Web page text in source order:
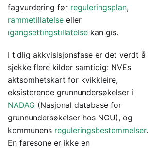
fagvurdering før reguleringsplan,
rammetillatelse eller
igangsettingstillatelse kan gis.
I tidlig akkvisisjonsfase er det verdt å
sjekke flere kilder samtidig: NVEs
aktsomhetskart for kvikkleire,
eksisterende grunnundersøkelser i
NADAG (Nasjonal database for
grunnundersøkelser hos NGU), og
kommunens reguleringsbestemmelser.
En faresone er ikke en